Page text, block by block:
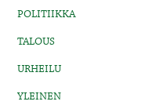
POLITIIKKA
TALOUS
URHEILU
YLEINEN